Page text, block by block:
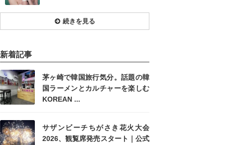
続きを見る
新着記事
茅ヶ崎で韓国旅行気分。話題の韓
国ラーメンとカルチャーを楽しむ
KOREAN ...
サザンビーチちがさき花火大会
2026、観覧席発売スタート｜公式